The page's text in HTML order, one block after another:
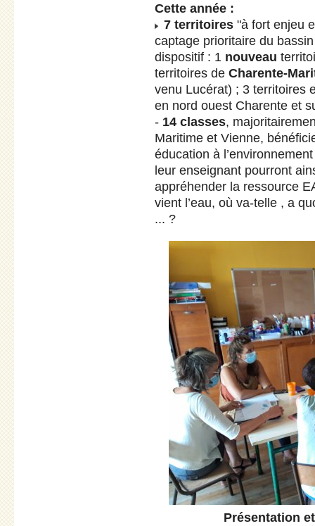
Cette année :
7 territoires "à fort enjeu
captage prioritaire du
dispositif : 1 nouveau
territoires de Charente-
venu Lucérat) ; 3 territoires
en nord ouest Charente et
- 14 classes,
Maritime et Vienne,
éducation à
leur enseignant pourront
appréhender la ressource
vient l’eau, où va-telle , a
... ?
Présentation